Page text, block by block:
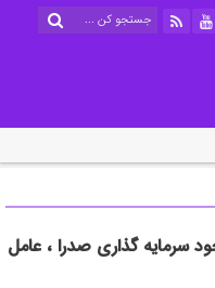
سرمایه گذاری صدرا ، عامل